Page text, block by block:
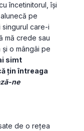
încetinitorul, își
pe
care-i
mă crede sau
o mângâi pe
simt
țin întreaga
ne
de o rețea